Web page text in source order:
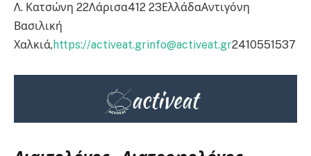
Λ. Κατσώνη 22Λάρισα412 23ΕλλάδαΑντιγόνη
Βασιλική
Χαλκιά,https://activeat.grinfo@activeat.gr2410551537